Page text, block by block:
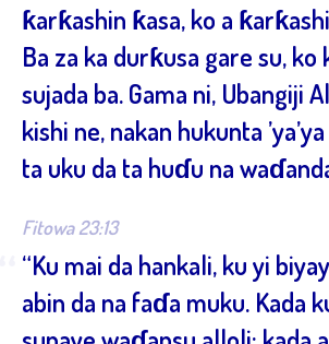
ƙarƙashin ƙasa, ko a
Ba za ka durƙusa gare su, ko
sujada ba. Gama ni, Ubangiji
kishi ne, nakan hukunta
ta uku da ta huɗu na
Fitowa 23:13
“Ku mai da hankali, ku yi
abin da na faɗa muku. Kada